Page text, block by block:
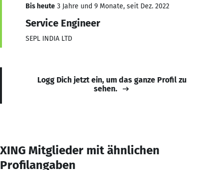
Bis heute 3 Jahre und 9 Monate, seit Dez. 2022
Service Engineer
SEPL INDIA LTD
Logg Dich jetzt ein, um das ganze Profil zu
sehen.
XING Mitglieder mit ähnlichen
Profilangaben